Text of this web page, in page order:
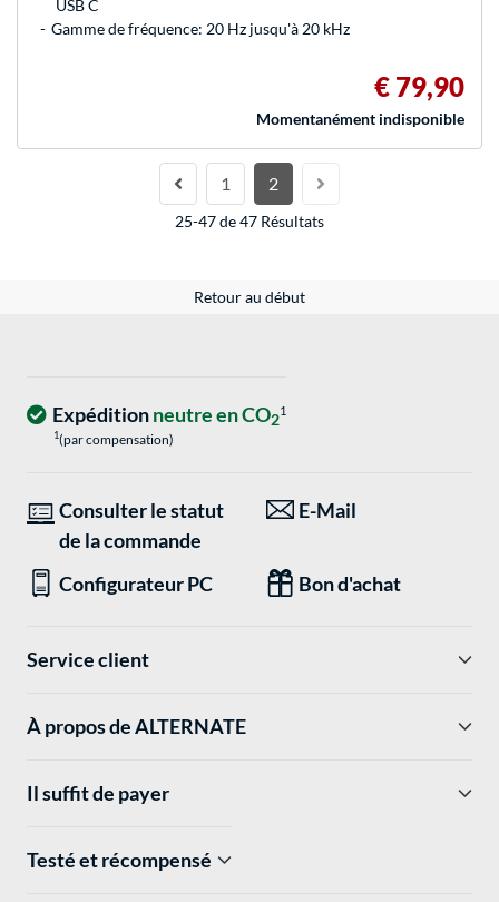
USB C
Gamme de fréquence: 20 Hz jusqu'à 20 kHz
€ 79,90
Momentanément indisponible
1 2
25-47 de 47 Résultats
Retour au début
Expéditionneutre en CO21
1(par compensation)
Consulter le statut
de la commande
E-Mail
Configurateur PC Bon d'achat
Service client
À propos de ALTERNATE
Il suffit de payer
Testé et récompensé